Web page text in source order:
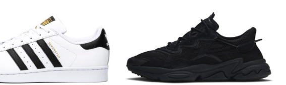
(включая, но не ограничиваясь — расположение этикеток,
бирок, их форма, размер или содержание, мелкие принты, цвет
коробки или упаковочной бумаги и т.д.) могут отличаться от
представленных на фото, т.к. производитель может изменять
БЕЗ ПРЕДУПРЕЖДЕНИЯ, включая, но не ограничиваясь —